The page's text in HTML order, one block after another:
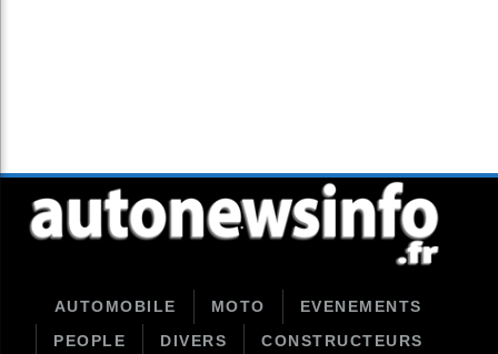
AUTOMOBILE MOTO
EVENEMENTS
PEOPLE
DIVERS CONSTRUCTEURS